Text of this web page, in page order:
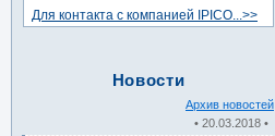
Для контакта с компанией IPICO...>>
Новости
Архив новостей
• 20.03.2018 •